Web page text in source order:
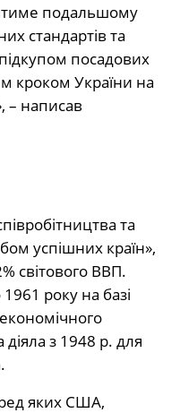
подальшому
стандартів та
посадових
кроком України на
– написав
та
успішних країн»,
світового ВВП.
року на базі
діяла з 1948 р. для
яких США,